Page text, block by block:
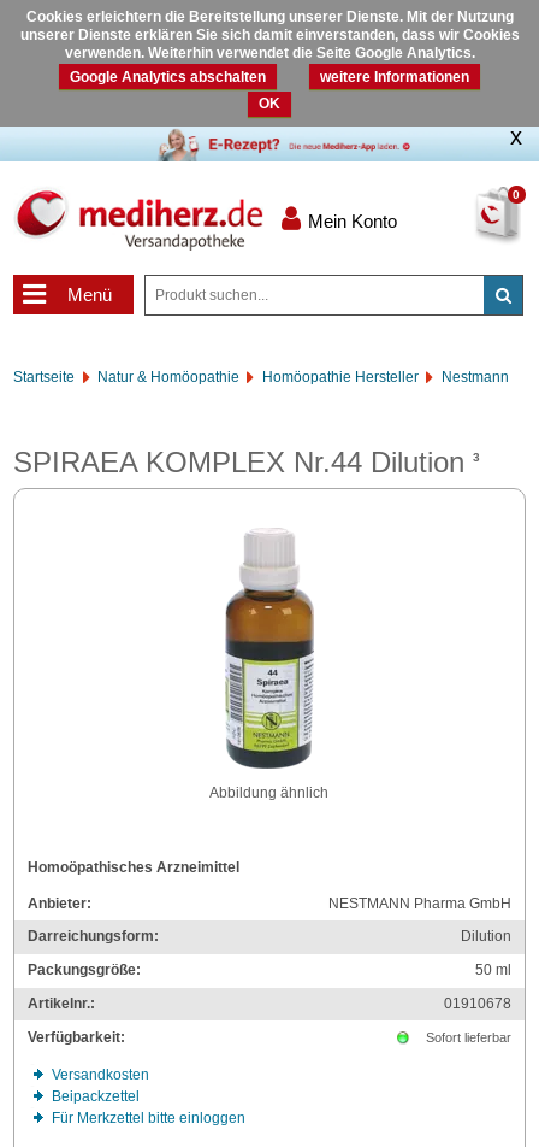
Cookies erleichtern die Bereitstellung unserer Dienste. Mit der Nutzung
unserer Dienste erklären Sie sich damit einverstanden, dass wir Cookies
verwenden. Weiterhin verwendet die Seite Google Analytics.
Google Analytics abschalten
weitere Informationen
OK
0
Mein Konto
Menü
Startseite Natur & Homöopathie Homöopathie Hersteller Nestmann
SPIRAEA KOMPLEX Nr.44 Dilution3
Abbildung ähnlich
Homoöpathisches Arzneimittel
Anbieter:
NESTMANN Pharma GmbH
Darreichungsform:
Dilution
Packungsgröße:
50ml
Artikelnr.:
01910678
Verfügbarkeit:
Sofort lieferbar
Versandkosten
Beipackzettel
Für Merkzettel bitte einloggen